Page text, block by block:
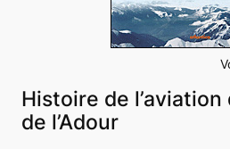
r
Histoire de l’aviation
de l’Adour